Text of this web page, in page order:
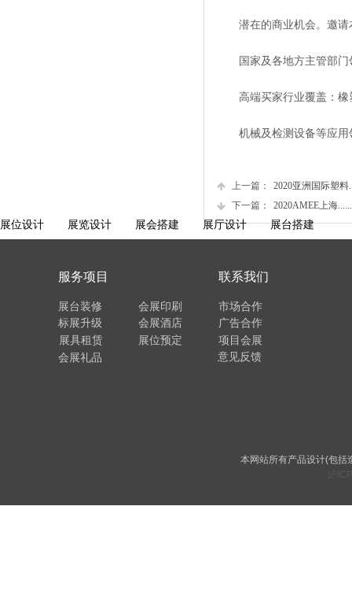
潜在的商业机会。邀请
国家及各地方主管部门
高端买家行业覆盖：橡塑
机械及检测设备等应用
上一篇：
2020亚洲国际塑料
下一篇：
2020AMEE上海......
项目会展
广告合作
展位预定
会展酒店
联系我们
会展礼品
展具租赁
意见反馈
标展升级
展台装修
服务项目
会展印刷 市场合作
本网站所有产品设计(包括
展位设计 展览设计 展会搭建 展厅设计 展台搭建